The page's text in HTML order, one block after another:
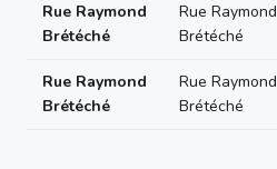
Rue Raymond
Brétéché
Rue Raymond
Brétéché
Rue Raymond
Brétéché
Rue Raymond
Brétéché